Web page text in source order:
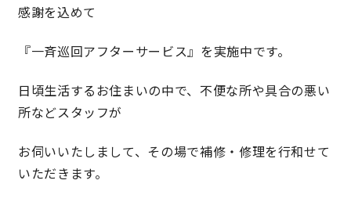
感謝を込めて
『一斉巡回アフターサービス』を実施中です。
日頃生活するお住まいの中で、不便な所や具合の悪い
所などスタッフが
お伺いいたしまして、その場で補修・修理を行和せて
いただきます。